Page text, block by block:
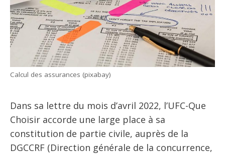
Calcul des assurances (pixabay)
Dans sa lettre du mois d’avril 2022, l’UFC-Que
Choisir accorde une large place à sa
constitution de partie civile, auprès de la
DGCCRF (Direction générale de la concurrence,